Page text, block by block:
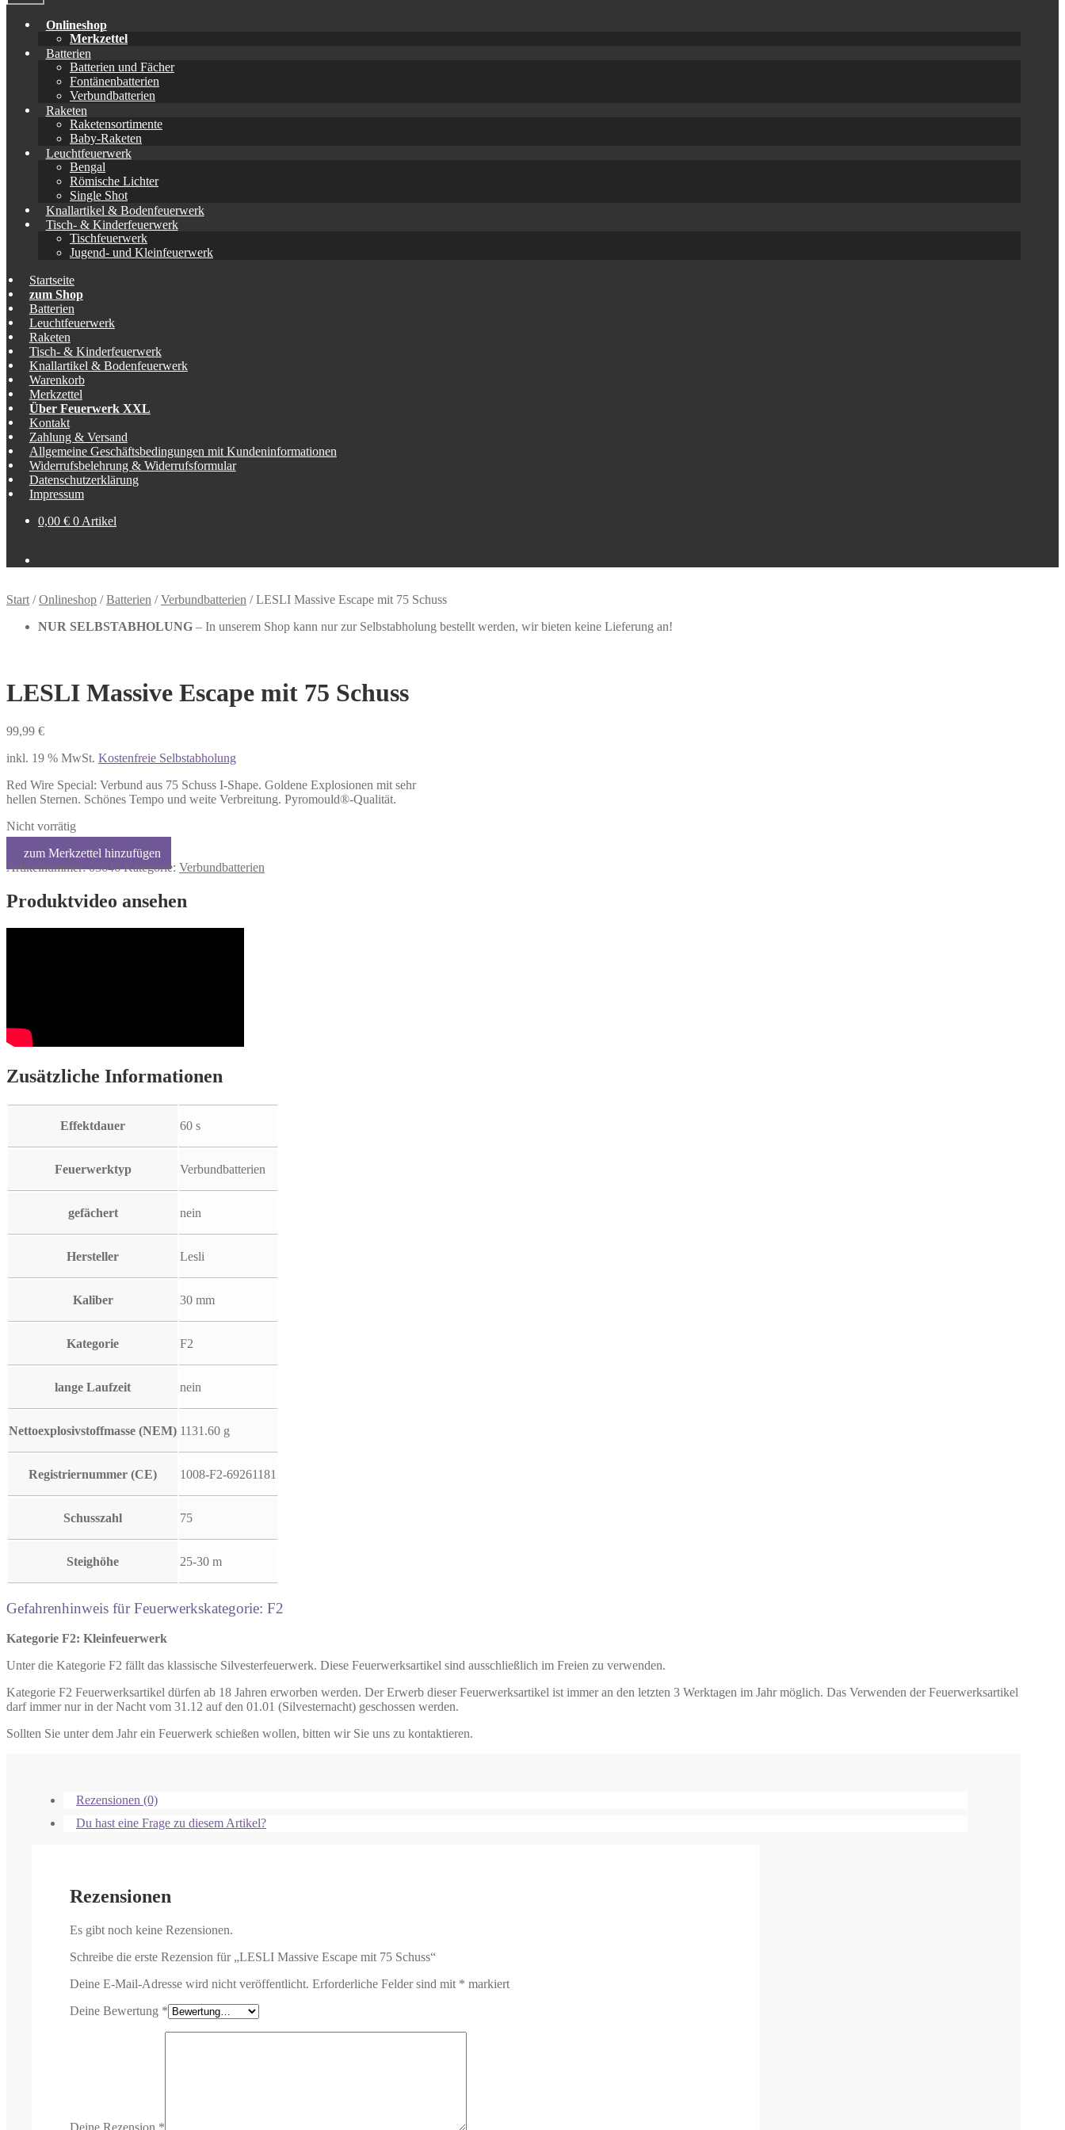
Onlineshop
Merkzettel
Batterien
Batterien und Fächer
Fontänenbatterien
Verbundbatterien
Raketen
Raketensortimente
Baby-Raketen
Leuchtfeuerwerk
Bengal
Römische Lichter
Single Shot
Knallartikel & Bodenfeuerwerk
Tisch- & Kinderfeuerwerk
Tischfeuerwerk
Jugend- und Kleinfeuerwerk
Startseite
zum Shop
Batterien
Leuchtfeuerwerk
Raketen
Tisch- & Kinderfeuerwerk
Knallartikel & Bodenfeuerwerk
Warenkorb
Merkzettel
Über Feuerwerk XXL
Kontakt
Zahlung & Versand
Allgemeine Geschäftsbedingungen mit Kundeninformationen
Widerrufsbelehrung & Widerrufsformular
Datenschutzerklärung
Impressum
0,00 € 0 Artikel
Start /Onlineshop /Batterien /Verbundbatterien /LESLI Massive Escape mit 75 Schuss
NUR SELBSTABHOLUNG – In unserem Shop kann nur zur Selbstabholung bestellt werden, wir bieten keine Lieferung an!
LESLI Massive Escape mit 75 Schuss
99,99 €
inkl. 19 % MwSt. Kostenfreie Selbstabholung
Red Wire Special: Verbund aus 75 Schuss I-Shape. Goldene Explosionen mit sehr
hellen Sternen. Schönes Tempo und weite Verbreitung. Pyromould®-Qualität.
Nicht vorrätig
Artikelnummer:03646 Kategorie: Verbundbatterien
Produktvideo ansehen
Zusätzliche Informationen
Effektdauer 60 s
Feuerwerktyp Verbundbatterien
gefächert nein
Hersteller Lesli
Kaliber 30 mm
Kategorie F2
lange Laufzeit nein
Nettoexplosivstoffmasse (NEM) 1131.60 g
Registriernummer (CE) 1008-F2-69261181
Schusszahl 75
Steighöhe 25-30 m
Gefahrenhinweis für Feuerwerkskategorie: F2
Kategorie F2: Kleinfeuerwerk
Unter die Kategorie F2 fällt das klassische Silvesterfeuerwerk. Diese Feuerwerksartikel sind ausschließlich im Freien zu verwenden.
Kategorie F2 Feuerwerksartikel dürfen ab 18 Jahren erworben werden. Der Erwerb dieser Feuerwerksartikel ist immer an den letzten 3 Werktagen im Jahr möglich. Das Verwenden der Feuerwerksartikel
darf immer nur in der Nacht vom 31.12 auf den 01.01 (Silvesternacht) geschossen werden.
Sollten Sie unter dem Jahr ein Feuerwerk schießen wollen, bitten wir Sie uns zu kontaktieren.
Rezensionen (0)
Du hast eine Frage zu diesem Artikel?
Rezensionen
Es gibt noch keine Rezensionen.
Schreibe die erste Rezension für „LESLI Massive Escape mit 75 Schuss“
Deine E-Mail-Adresse wird nicht veröffentlicht. Erforderliche Felder sind mit * markiert
Deine Bewertung *
Deine Rezension *